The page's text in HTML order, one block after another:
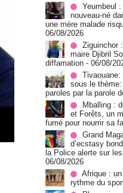
Yeumbeul
nouveau-né
une mère malade
06/08/2026
Ziguinchor
maire Djibril
diffamation - 06/08/
sous le
paroles par la parole
Mballing :
et Forêts, un
fumé pour nourrir sa
Grand
d’ecstasy
la Police alerte sur
06/08/2026
Afrique :
rythme du